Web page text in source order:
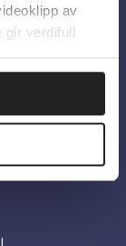
av
gir verdifull